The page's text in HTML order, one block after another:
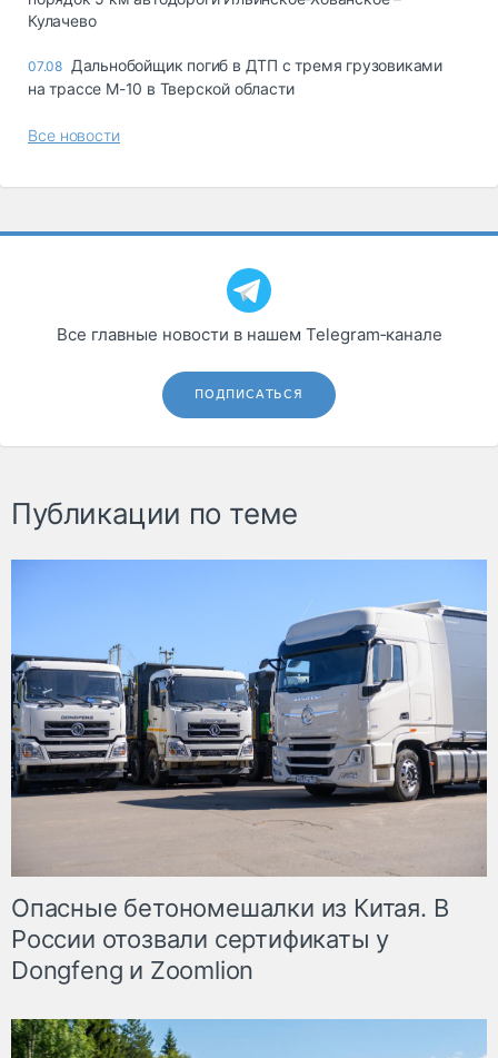
Кулачево
07.08 Дальнобойщик погиб в ДТП с тремя грузовиками
на трассе М-10 в Тверской области
Все новости
Все главные новости в нашем Telegram‑канале
ПОДПИСАТЬСЯ
Публикации по теме
Опасные бетономешалки из Китая. В
России отозвали сертификаты у
Dongfeng и Zoomlion